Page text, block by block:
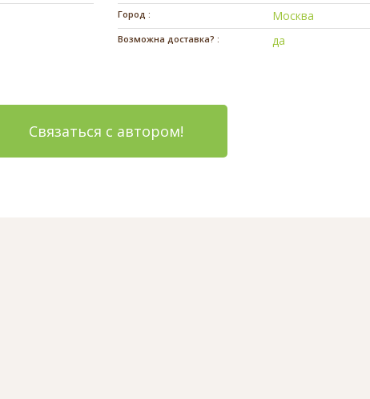
Город : Москва
Возможна доставка? : да
Связаться с автором!